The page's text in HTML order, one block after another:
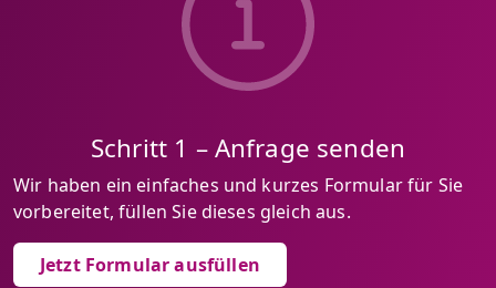
Schritt 1 – Anfrage senden
Wir haben ein einfaches und kurzes Formular für Sie
vorbereitet, füllen Sie dieses gleich aus.
Jetzt Formular ausfüllen